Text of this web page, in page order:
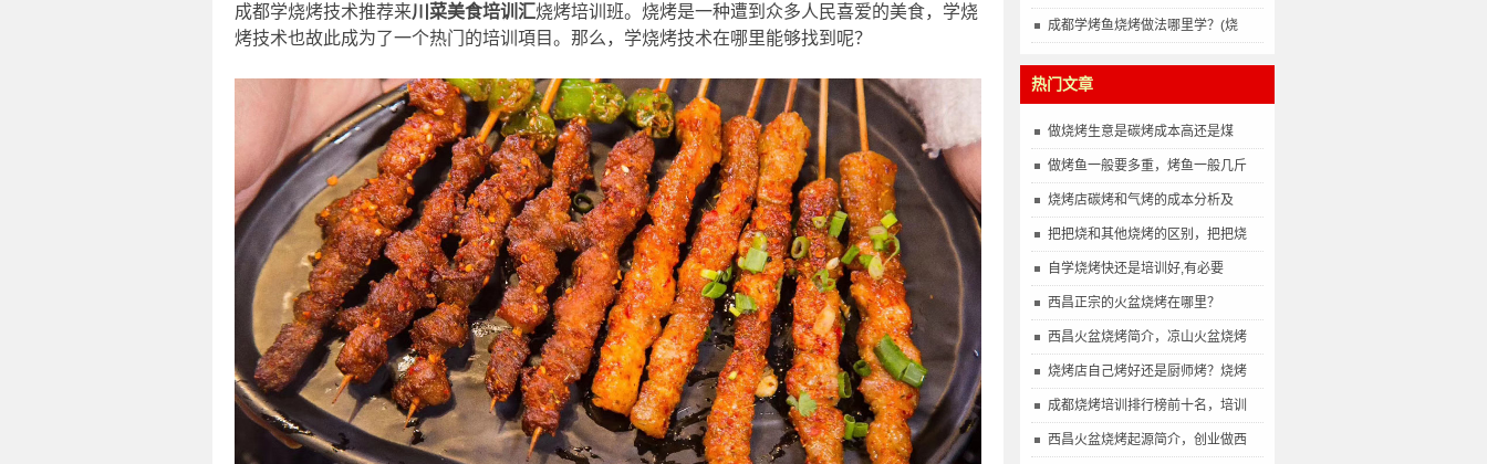
成都学烤鱼烧烤做法哪里学？(烧
热门文章
做烧烤生意是碳烤成本高还是煤
做烤鱼一般要多重，烤鱼一般几斤
烧烤店碳烤和气烤的成本分析及
把把烧和其他烧烤的区别，把把烧
自学烧烤快还是培训好,有必要
西昌正宗的火盆烧烤在哪里？
西昌火盆烧烤简介，凉山火盆烧烤
烧烤店自己烤好还是厨师烤？烧烤
成都烧烤培训排行榜前十名，培训
西昌火盆烧烤起源简介，创业做西
成都学烧烤技术推荐来川菜美食培训汇烧烤培训班。烧烤是一种遭到众多人民喜爱的美食，学烧
烤技术也故此成为了一个热门的培训項目。那么，学烧烤技术在哪里能够找到呢？